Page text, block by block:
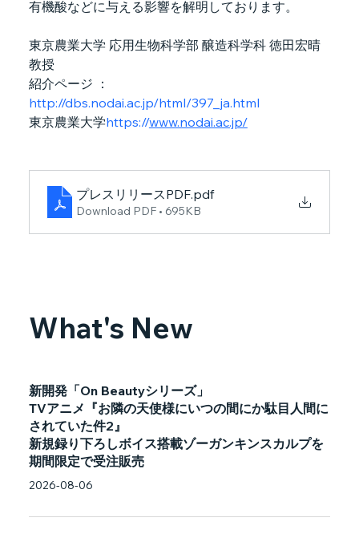
有機酸などに与える影響を解明しております。
東京農業大学 応用生物科学部 醸造科学科 徳田宏晴
教授
紹介ページ ：
http://dbs.nodai.ac.jp/html/397_ja.html
東京農業大学https://www.nodai.ac.jp/
プレスリリースPDF.pdf
Download PDF • 695KB
新開発「On Beautyシリーズ」
TVアニメ『お隣の天使様にいつの間にか駄目人間に
されていた件2』
新規録り下ろしボイス搭載ゾーガンキンスカルプを
期間限定で受注販売
2026-08-06
What's New